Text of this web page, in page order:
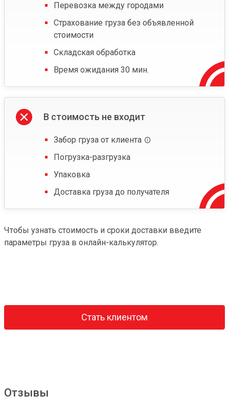
Перевозка между городами
Страхование груза без объявленной
стоимости
Складская обработка
Время ожидания 30 мин.
В стоимость не входит
Забор груза от клиента
Погрузка-разгрузка
Упаковка
Доставка груза до получателя
Чтобы узнать стоимость и сроки доставки введите
параметры груза в онлайн-калькулятор.
Стать клиентом
Отзывы